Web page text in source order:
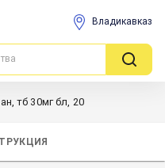
Владикавказ
тб 30мг бл, 20